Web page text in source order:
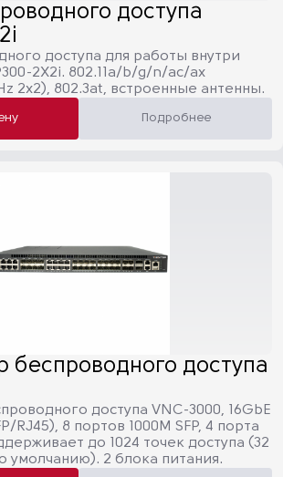
доступа
доступа для работы внутри
2X2i. 802.11a/b/g/n/ac/ax
2x2), 802.3at, встроенные антенны.
Подробнее
беспроводного доступа
доступа VNC-3000, 16GbE
RJ45), 8 портов 1000M SFP, 4 порта
до 1024 точек доступа (32
умолчанию). 2 блока питания.